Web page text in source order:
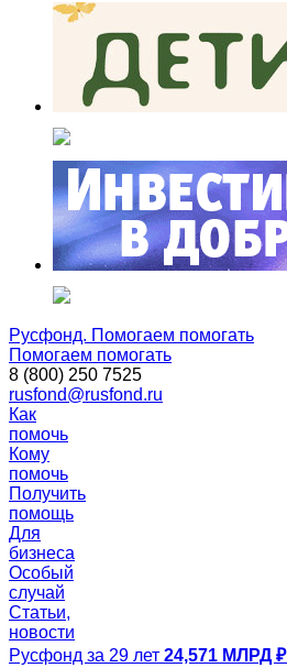
Русфонд. Помогаем помогать
Помогаем помогать
8 (800) 250 7525
rusfond@rusfond.ru
Как
помочь
Кому
помочь
Получить
помощь
Для
бизнеса
Особый
случай
Статьи,
новости
Русфонд за 29 лет 24,571 МЛРД ₽